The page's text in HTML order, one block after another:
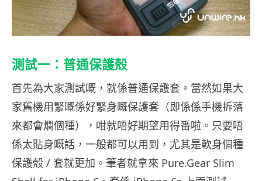
測試一：普通保護殼
首先為大家測試嘅，就係普通保護套。當然如果大
家舊機用緊嘅係好緊身嘅保護套（即係係手機拆落
來都會爛個種），咁就唔好期望用得番啦。只要唔
係太貼身嘅話，一般都可以用到，尤其是軟身個種
保護殼 / 套就更加。筆者就拿來 Pure.Gear Slim